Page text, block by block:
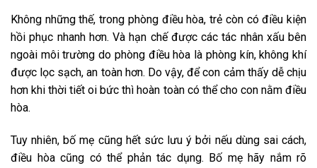
Không những thế, trong phòng điều hòa, trẻ còn có điều kiện
hồi phục nhanh hơn. Và hạn chế được các tác nhân xấu bên
ngoài môi trường do phòng điều hòa là phòng kín, không khí
được lọc sạch, an toàn hơn. Do vậy, để con cảm thấy dễ chịu
hơn khi thời tiết oi bức thì hoàn toàn có thể cho con nằm điều
hòa.
Tuy nhiên, bố mẹ cũng hết sức lưu ý bởi nếu dùng sai cách,
điều hòa cũng có thể phản tác dụng. Bố mẹ hãy nắm rõ